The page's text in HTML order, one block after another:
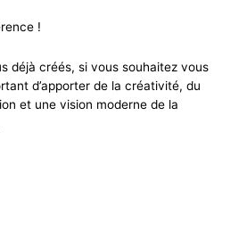
!
déjà créés, si vous souhaitez vous
d’apporter de la créativité, du
et une vision moderne de la